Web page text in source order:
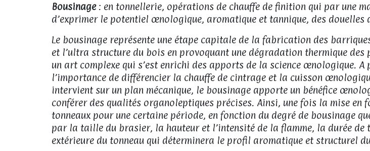
Bousinage : en tonnellerie, opérations de chauffe de finition qui par une
d’exprimer le potentiel œnologique, aromatique et tannique, des douelles
Le bousinage représente une étape capitale de la fabrication des
et l’ultra structure du bois en provoquant une dégradation thermique
un art complexe qui s’est enrichi des apports de la science œnologique.
l’importance de différencier la chauffe de cintrage et la cuisson
intervient sur un plan mécanique, le bousinage apporte un bénéfice
conférer des qualités organoleptiques précises. Ainsi, une fois la mise en
tonneaux pour une certaine période, en fonction du degré de bousinage
par la taille du brasier, la hauteur et l’intensité de la flamme, la durée
extérieure du tonneau qui déterminera le profil aromatique et structurel